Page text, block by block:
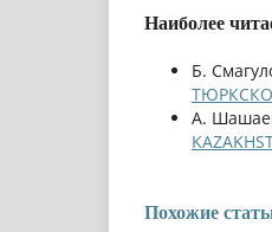
Наиболее
Б.
А.
Похожие